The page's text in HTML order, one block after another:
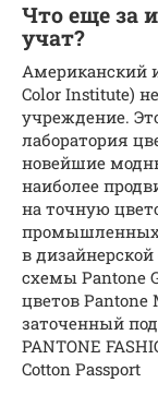
Что еще за
учат?
Американский
Color Institute)
учреждение.
лаборатория
новейшие
наиболее
на точную
промышленных
в
схемы Pantone
цветов
заточенный
PANTONE
Cotton Passport